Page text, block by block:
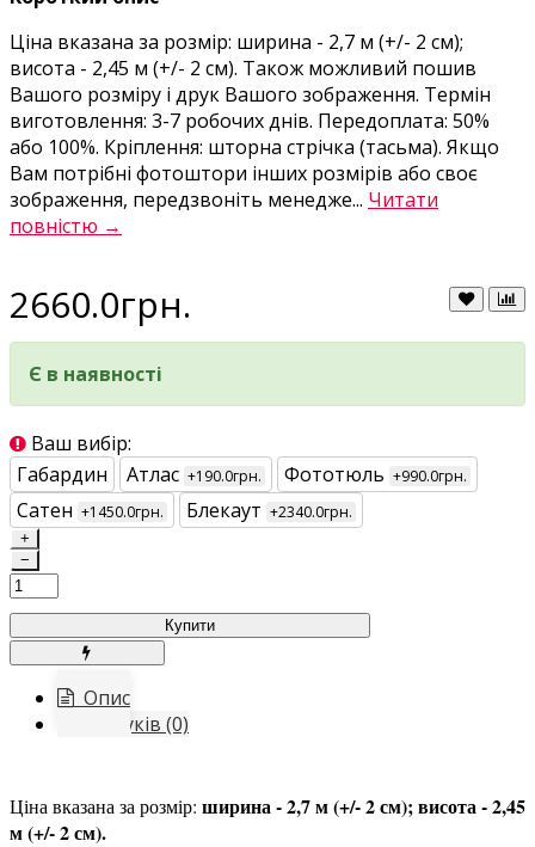
Ціна вказана за розмір: ширина - 2,7 м (+/- 2 см);
висота - 2,45 м (+/- 2 см). Також можливий пошив
Вашого розміру і друк Вашого зображення. Термін
виготовлення: 3-7 робочих днів. Передоплата: 50%
або 100%. Кріплення: шторна стрічка (тасьма). Якщо
Вам потрібні фотоштори інших розмірів або своє
зображення, передзвоніть менедже... Читати
повністю →
2660.0грн.
Є в наявності
Ваш вибір:
Габардин
Атлас +190.0грн. Фототюль +990.0грн.
Сатен +1450.0грн. Блекаут +2340.0грн.
+
−
Купити
Опис
Відгуків (0)
Ціна вказана за розмір: ширина - 2,7 м (+/- 2 см); висота - 2,45
м (+/- 2 см).